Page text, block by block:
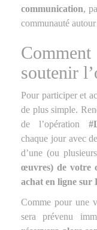
communication,
communauté
soutenir
Pour participer et
de plus simple.
de l’opération
chaque jour avec
d’une (ou
œuvres) de votre
achat en ligne
Comme pour une
sera prévenu